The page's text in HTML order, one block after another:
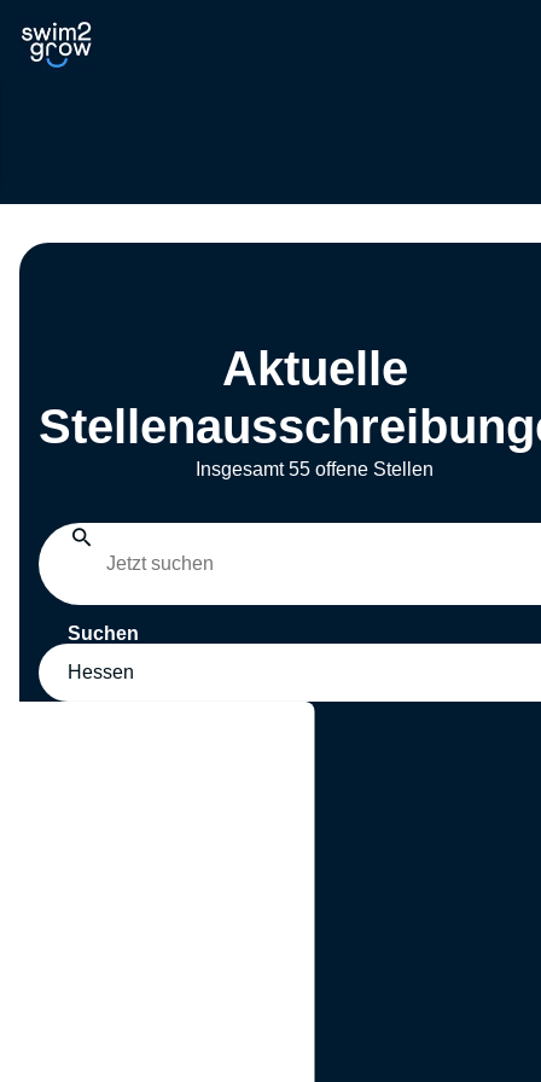
Aktuelle
Insgesamt 55 offene Stellen
Suchen
Hessen